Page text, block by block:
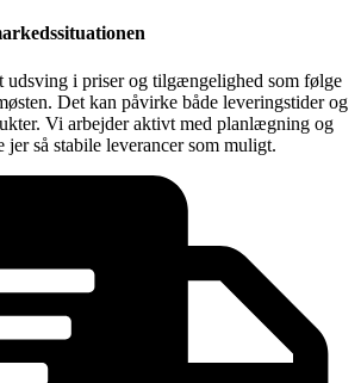
i priser og tilgængelighed som følge
Det kan påvirke både leveringstider og
Vi arbejder aktivt med planlægning og
jer så stabile leverancer som muligt.